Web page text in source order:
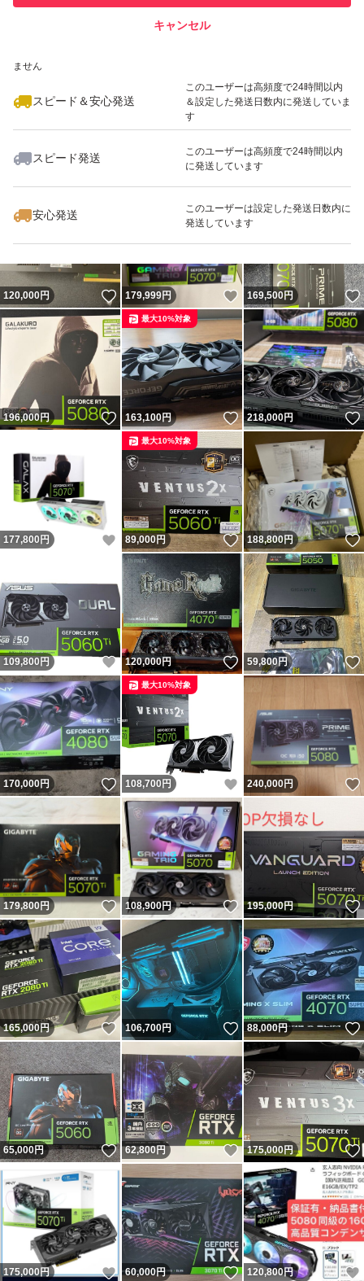
ません
スピード＆安心発送
このユーザーは高頻度で24時間以内
＆設定した発送日数内に発送していま
す
スピード発送
このユーザーは高頻度で24時間以内
に発送しています
安心発送
このユーザーは設定した発送日数内に
発送しています
キャンセル
いいね！
180,000
120,000円 いいね！
179,999円 いいね！
169,500円
196,000円 いいね！
163,100円 いいね！
最大10%対象
218,000円
177,800 円 いいね！
89,000円 いいね！
最大10%対象
188,800円
109,800 円 いいね！
120,000円 いいね！
59,800円
170,000円 いいね！
108,700 円 いいね！
最大10%対象
240,000円
179,800円 いいね！
108,900円 いいね！
195,000円
165,000円 いいね！
106,700円 いいね！
88,000円
65,000円 いいね！
62,800円 いいね！
175,000円
175,000円 いいね！
60,000円 いいね！
120,800円